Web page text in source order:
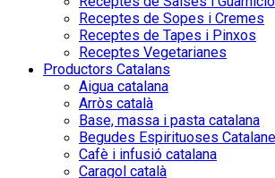
Receptes de Sopes i Cremes
Receptes de Tapes i Pinxos
Receptes Vegetarianes
Productors Catalans
Aigua catalana
Arròs català
Base, massa i pasta catalana
Begudes Espirituoses
Cafè i infusió catalana
Caragol català